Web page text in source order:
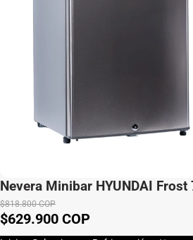
Nevera Minibar HYUNDAI Frost
Precio de venta
$629.900 COP
Precio normal
$818.800 COP